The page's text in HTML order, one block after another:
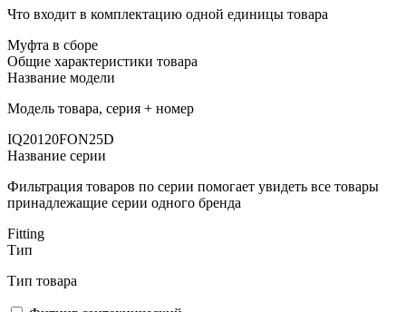
Что входит в комплектацию одной единицы товара
Муфта в сборе
Общие характеристики товара
Название модели
Модель товара, серия + номер
IQ20120FON25D
Название серии
Фильтрация товаров по серии помогает увидеть все товары
принадлежащие серии одного бренда
Fitting
Тип
Тип товара